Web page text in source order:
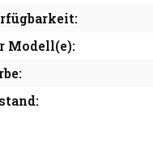
Modell(e):